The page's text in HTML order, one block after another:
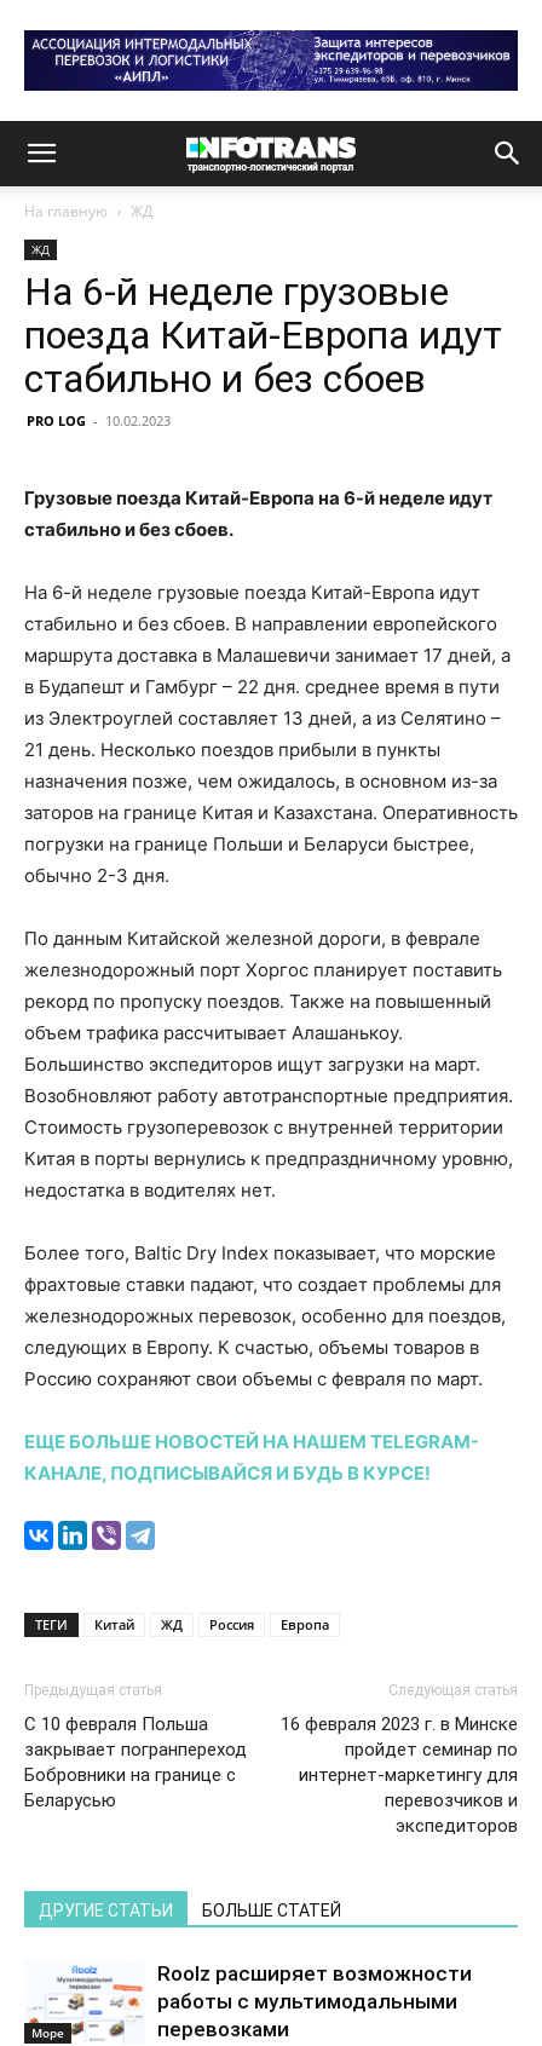
На главную ЖД
ЖД
На 6-й неделе грузовые
поезда Китай-Европа идут
стабильно и без сбоев
PRO LOG - 10.02.2023
Грузовые поезда Китай-Европа на 6-й неделе идут
стабильно и без сбоев.
На 6-й неделе грузовые поезда Китай-Европа идут
стабильно и без сбоев. В направлении европейского
маршрута доставка в Малашевичи занимает 17 дней, а
в Будапешт и Гамбург – 22 дня. среднее время в пути
из Электроуглей составляет 13 дней, а из Селятино –
21 день. Несколько поездов прибыли в пункты
назначения позже, чем ожидалось, в основном из-за
заторов на границе Китая и Казахстана. Оперативность
погрузки на границе Польши и Беларуси быстрее,
обычно 2-3 дня.
По данным Китайской железной дороги, в феврале
железнодорожный порт Хоргос планирует поставить
рекорд по пропуску поездов. Также на повышенный
объем трафика рассчитывает Алашанькоу.
Большинство экспедиторов ищут загрузки на март.
Возобновляют работу автотранспортные предприятия.
Стоимость грузоперевозок с внутренней территории
Китая в порты вернулись к предпраздничному уровню,
недостатка в водителях нет.
Более того, Baltic Dry Index показывает, что морские
фрахтовые ставки падают, что создает проблемы для
железнодорожных перевозок, особенно для поездов,
следующих в Европу. К счастью, объемы товаров в
Россию сохраняют свои объемы с февраля по март.
ЕЩЕ БОЛЬШЕ НОВОСТЕЙ НА НАШЕМ TELEGRAM-
КАНАЛЕ, ПОДПИСЫВАЙСЯ И БУДЬ В КУРСЕ!
ТЕГИ Китай ЖД Россия Европа
Предыдущая статья
С 10 февраля Польша
закрывает погранпереход
Бобровники на границе c
Беларусью
Следующая статья
16 февраля 2023 г. в Минске
пройдет семинар по
интернет-маркетингу для
перевозчиков и
экспедиторов
ДРУГИЕ СТАТЬИ БОЛЬШЕ СТАТЕЙ
Море
Roolz расширяет возможности
работы с мультимодальными
перевозками